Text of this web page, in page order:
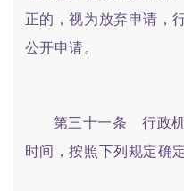
正的，视为放弃申请，
公开申请。
第三十一条 行政
时间，按照下列规定确定